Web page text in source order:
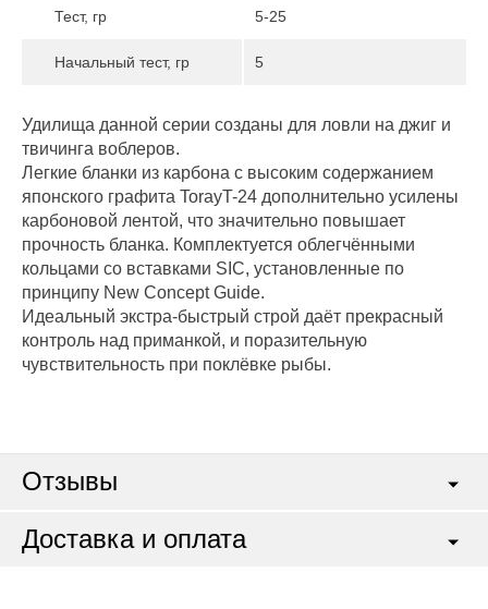
Тест, гр 5-25
Начальный тест, гр 5
Удилища данной серии созданы для ловли на джиг и
твичинга воблеров.
Легкие бланки из карбона с высоким содержанием
японского графита TorayT-24 дополнительно усилены
карбоновой лентой, что значительно повышает
прочность бланка. Комплектуется облегчёнными
кольцами со вставками SIC, установленные по
принципу New Concept Guide.
Идеальный экстра-быстрый строй даёт прекрасный
контроль над приманкой, и поразительную
чувствительность при поклёвке рыбы.
Отзывы
Доставка и оплата